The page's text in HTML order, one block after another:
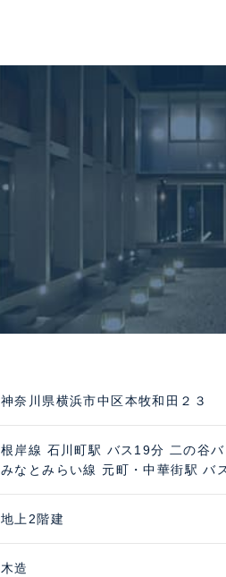
神奈川県横浜市中区本牧和田２３
根岸線 石川町駅 バス19分 二の谷
みなとみらい線 元町・中華街駅 バ
地上2階建
木造